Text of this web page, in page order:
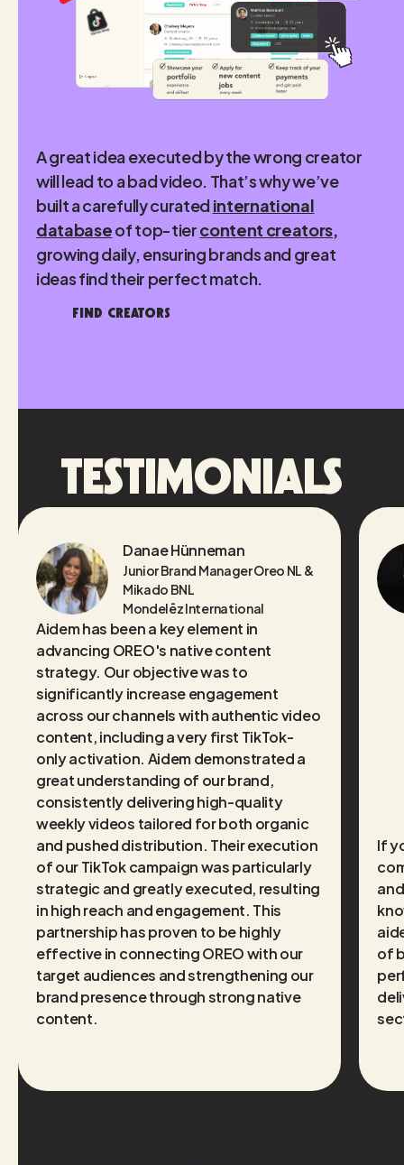
A great idea executed by the wrong creator
will lead to a bad video. That’s why we’ve
built a carefully curatedinternational
databaseof top-tiercontent creators,
growing daily, ensuring brands and great
ideas find their perfect match.
FIND CREATORS
TESTIMONIALS
Danae Hünneman
Junior Brand Manager Oreo NL &
Mikado BNL
Mondelēz International
Aidem has been a key element in
advancing OREO's native content
strategy. Our objective was to
significantly increase engagement
across our channels with authentic video
content, including a very first TikTok-
only activation. Aidem demonstrated a
great understanding of our brand,
consistently delivering high-quality
weekly videos tailored for both organic
and pushed distribution. Their execution
of our TikTok campaign was particularly
strategic and greatly executed, resulting
in high reach and engagement. This
partnership has proven to be highly
effective in connecting OREO with our
target audiences and strengthening our
brand presence through strong native
content.
If
of